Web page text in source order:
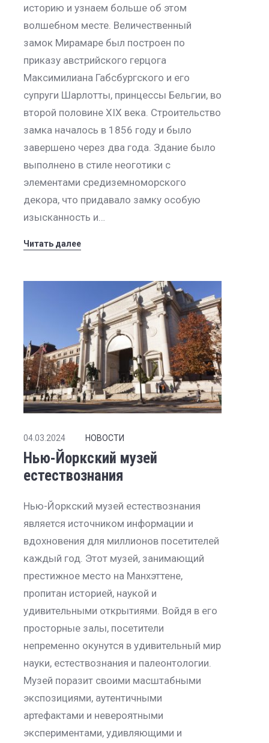
историю и узнаем больше об этом
волшебном месте. Величественный
замок Мирамаре был построен по
приказу австрийского герцога
Максимилиана Габсбургского и его
супруги Шарлотты, принцессы Бельгии, во
второй половине XIX века. Строительство
замка началось в 1856 году и было
завершено через два года. Здание было
выполнено в стиле неоготики с
элементами средиземноморского
декора, что придавало замку особую
изысканность и…
Читать далее
04.03.2024 НОВОСТИ
Нью-Йоркский музей
естествознания
Нью-Йоркский музей естествознания
является источником информации и
вдохновения для миллионов посетителей
каждый год. Этот музей, занимающий
престижное место на Манхэттене,
пропитан историей, наукой и
удивительными открытиями. Войдя в его
просторные залы, посетители
непременно окунутся в удивительный мир
науки, естествознания и палеонтологии.
Музей поразит своими масштабными
экспозициями, аутентичными
артефактами и невероятными
экспериментами, удивляющими и